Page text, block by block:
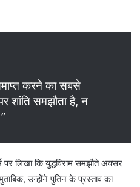
करने का सबसे
शांति समझौता है, न
पर लिखा कि युद्धविराम समझौते अक्सर
उन्होंने पुतिन के प्रस्ताव का